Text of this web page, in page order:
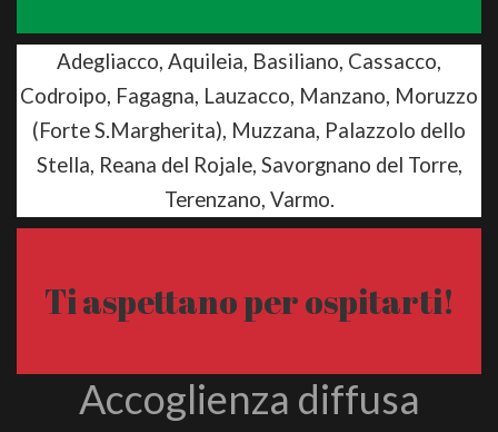
Adegliacco, Aquileia, Basiliano, Cassacco,
Codroipo, Fagagna, Lauzacco, Manzano, Moruzzo
(Forte S.Margherita), Muzzana, Palazzolo dello
Stella, Reana del Rojale, Savorgnano del Torre,
Terenzano, Varmo.
Ti aspettano per ospitarti!
Accoglienza diffusa